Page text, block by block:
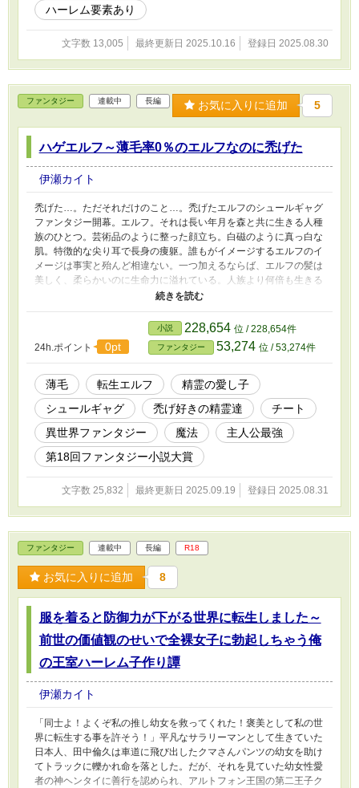
ファンタジー小説大賞】にエントリー中。投票お気に入り登録いい
ねエールなどなどよろしくお願いします（切実）。
ハーレム要素あり
文字数 13,005 最終更新日 2025.10.16 登録日 2025.08.30
ファンタジー 連載中 長編 お気に入りに追加 5
ハゲエルフ～薄毛率0％のエルフなのに禿げた
伊瀬カイト
禿げた…。ただそれだけのこと…。禿げたエルフのシュールギャグ
ファンタジー開幕。エルフ。それは長い年月を森と共に生きる人種
族のひとつ。芸術品のように整った顔立ち。白磁のように真っ白な
肌。特徴的な尖り耳で長身の痩躯。誰もがイメージするエルフのイ
メージは事実と殆んど相違ない。一つ加えるならば、エルフの髪は
美しく、柔らかいのに生命力に溢れている。人族より何倍も生きる
のに、エルフは薄毛に悩まない種族であった。 ここにひとりのエ
ルフがいる。男の名はハーゲルン。若くして精霊と会話をし、全属
性の魔法を操る天才である。ハーゲルンは美男美女揃いのエルフの
中でも特に美しい見た目をしていて、美形を見慣れたエルフでさえ
頬を染める美丈夫である。禿げたが。エルフの歴史上唯一禿げた
が。奇跡的に禿げたが。 禿げがきっかけで森に引き籠ったハーゲ
ルンは、今日も禿げ好きの愉快な精霊達に楽しい禿げネタを提供す
る。
24h.ポイント 0pt
小説 228,654 位 / 228,654件
ファンタジー 53,274 位 / 53,274件
薄毛 転生エルフ
精霊の愛し子
シュールギャグ
禿げ好きの精霊達
チート
異世界ファンタジー
魔法
主人公最強
第18回ファンタジー小説大賞
文字数 25,832 最終更新日 2025.09.19 登録日 2025.08.31
ファンタジー 連載中 長編 R18
お気に入りに追加 8
服を着ると防御力が下がる世界に転生しました～
前世の価値観のせいで全裸女子に勃起しちゃう俺
の王室ハーレム子作り譚
伊瀬カイト
「同士よ！よくぞ私の推し幼女を救ってくれた！褒美として私の世
界に転生する事を許そう！」平凡なサラリーマンとして生きていた
日本人、田中倫久は車道に飛び出したクマさんパンツの幼女を助け
てトラックに轢かれ命を落とした。だが、それを見ていた幼女性愛
者の神ヘンタイに善行を認められ、アルトフォン王国の第二王子ク